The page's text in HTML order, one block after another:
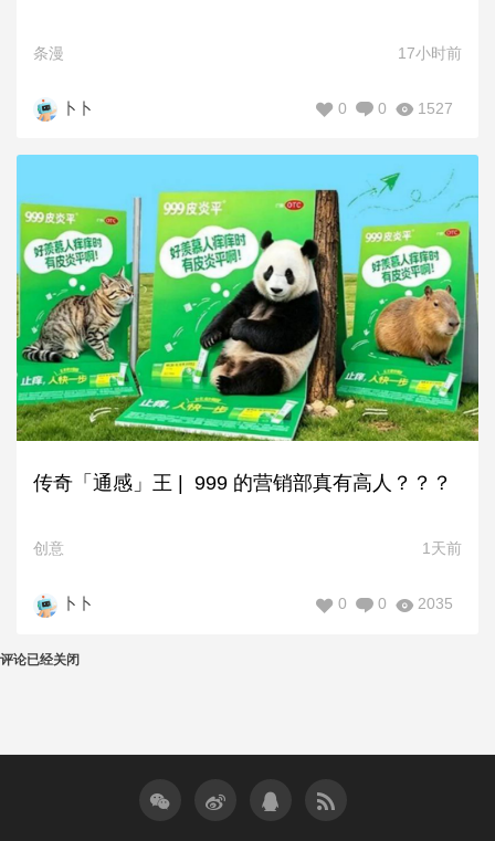
条漫 17小时前
卜卜 1527
0
0
传奇「通感」王 | 999 的营销部真有高人？？？
创意 1天前
卜卜 2035
0
0
评论已经关闭